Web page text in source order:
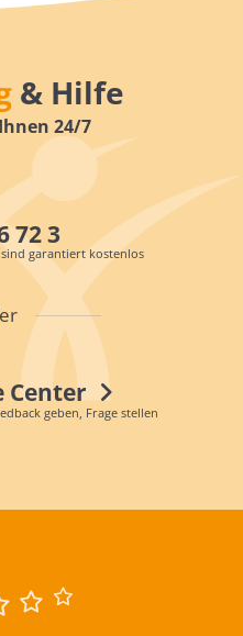
& Hilfe
24/7
72 3
garantiert kostenlos
Center
geben, Frage stellen